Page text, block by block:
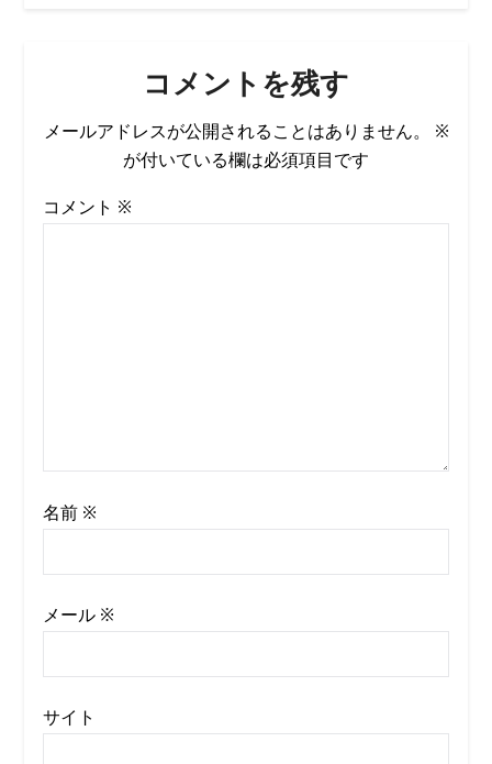
コメントを残す
メールアドレスが公開されることはありません。
※
が付いている欄は必須項目です
コメント ※
名前 ※
メール ※
サイト